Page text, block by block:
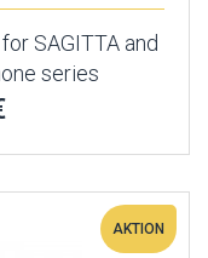
SAGITTA and
series
AKTION